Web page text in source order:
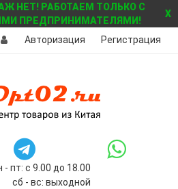
НЕТ! РАБОТАЕМ ТОЛЬКО С
ПРЕДПРИНИМАТЕЛЯМИ!
X
Авторизация Регистрация
- пт: с 9.00 до 18.00
сб - вс: выходной